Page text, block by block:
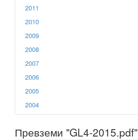
2011
2010
2009
2008
2007
2006
2005
2004
Превземи "GL4-2015.pdf"